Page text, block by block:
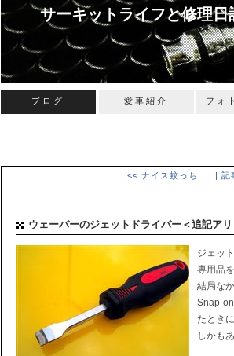
サーキットライフと修理日
ブログ 愛車紹介 フォ
<< ナイス蚊っち | 記
ウェーバーのジェットドライバー＜追記アリ
ジェッ
専用品
結局な
Snap-
たとき
しかも